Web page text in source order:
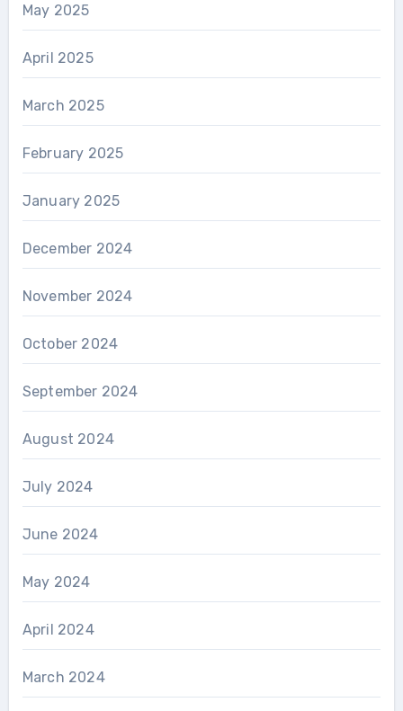
May 2025
April 2025
March 2025
February 2025
January 2025
December 2024
November 2024
October 2024
September 2024
August 2024
July 2024
June 2024
May 2024
April 2024
March 2024